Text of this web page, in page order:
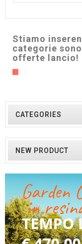
Stiamo
categorie
offerte lancio!
CATEGORIES
NEW PRODUCT